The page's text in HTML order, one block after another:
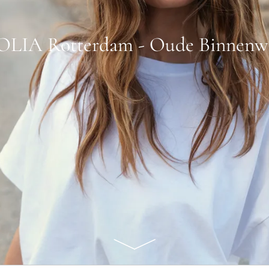
Rotterdam - Oude